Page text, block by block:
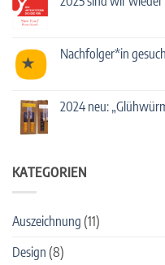
beim
2025
2025
sind
der
Slow
Nachfolger*in
Nachfolger*in
gesucht
2024 neu:
neu:
„Glühwürmchen“
KATEGORIEN
Auszeichnung (11)
Design (8)